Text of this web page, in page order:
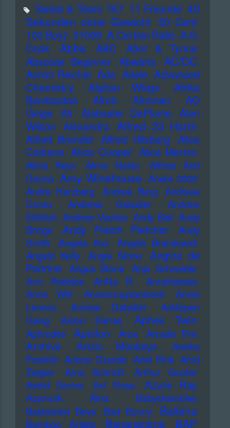
Sweat & Tears !K7 11 Freunde 40
Sekunden ohne Gewicht 50 Cent
102 Boyz 01099 A Certain Ratio A.G.
Cook
Abba ABC
Abor & Tynna
Absolute Beginner Abwärts AC/DC
Achim Reichel Ada Adele Advanced
Chemistry
Afghan Whigs
Afrika
Bambaataa
Afrob Afroman
AG
Geige
Air Alabaster DePlume
Alan
Wilson Alexandra Alfred 23 Harth
Alfred Brendel Alfred Hilsberg
Alice
Coltrane Alice Cooper Alice Merton
Alicia Keys Alma Naidu
Althea And
Donna Amy Winehouse Andre 3000
Andre Herzberg
Andrea Berg
Andreas
Dorau
Andreas Gabalier
Andrew
Eldritch Andrew Vachss Andy Bell Andy
Brings
Andy Fletch Fletcher
Andy
Smith
Angela Aux
Angelo Branduardi
Angelo Kelly
Angie Stone
Angine de
Poitrine Angus Stone Anja Schneider
Ann Peebles
AnNa R.
Annahstasia
Anne Will
Annenmaykantereit
Annie
Lennox
Anreas Gabalier
Antilopen
Gang
Anton Karras Aphex Twin
Aphrodite Apsilon Arca Arcade Fire
Archive Arctic Monkeys
Aretha
Franklin Ariana Grande Ariel Pink Arnd
Zeigler
Arno Schmitt
Arthur Gunter
Astrid Sonne
Axl Rose Azure Ray
Azymuth Ätna
Babyshambles
Backstreet Boys
Bad Bunny Balbina
Bamboo Artists Bananarama
BAP